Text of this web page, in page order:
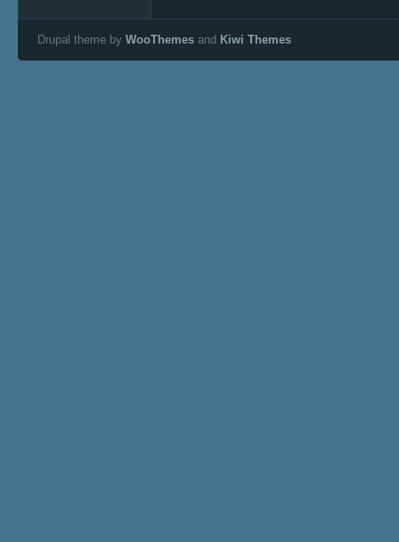
Drupal theme by WooThemes and Kiwi Themes